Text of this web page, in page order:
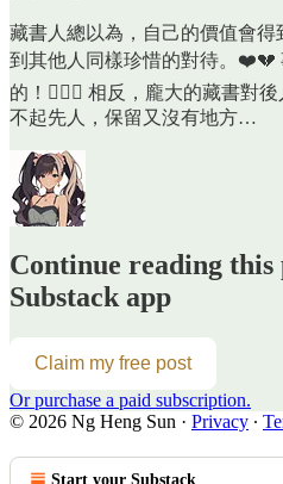
藏書人總以為，自己的價值會
到其他人同樣珍惜的對待。❤️💔
的！🙅🏻‍♀️ 相反，龐大的藏書對
不起先人，保留又沒有地方…
Continue reading
Substack app
Claim my free post
Or purchase a paid subscription.
© 2026 Ng Heng Sun · Privacy ∙
Start your Substack